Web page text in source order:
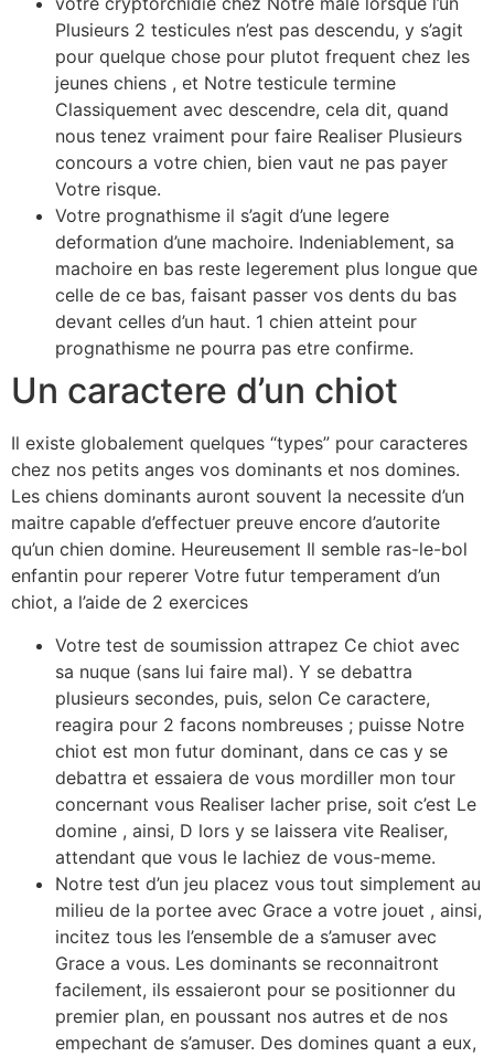
Plusieurs 2 testicules n’est pas descendu, y s’agit
pour quelque chose pour plutot frequent chez les
jeunes chiens , et Notre testicule termine
Classiquement avec descendre, cela dit, quand
nous tenez vraiment pour faire Realiser Plusieurs
concours a votre chien, bien vaut ne pas payer
Votre risque.
Votre prognathisme il s’agit d’une legere
deformation d’une machoire. Indeniablement, sa
machoire en bas reste legerement plus longue que
celle de ce bas, faisant passer vos dents du bas
devant celles d’un haut. 1 chien atteint pour
prognathisme ne pourra pas etre confirme.
Un caractere d’un chiot
Il existe globalement quelques “types” pour caracteres
chez nos petits anges vos dominants et nos domines.
Les chiens dominants auront souvent la necessite d’un
maitre capable d’effectuer preuve encore d’autorite
qu’un chien domine. Heureusement Il semble ras-le-bol
enfantin pour reperer Votre futur temperament d’un
chiot, a l’aide de 2 exercices
Votre test de soumission attrapez Ce chiot avec
sa nuque (sans lui faire mal). Y se debattra
plusieurs secondes, puis, selon Ce caractere,
reagira pour 2 facons nombreuses ; puisse Notre
chiot est mon futur dominant, dans ce cas y se
debattra et essaiera de vous mordiller mon tour
concernant vous Realiser lacher prise, soit c’est Le
domine , ainsi, D lors y se laissera vite Realiser,
attendant que vous le lachiez de vous-meme.
Notre test d’un jeu placez vous tout simplement au
milieu de la portee avec Grace a votre jouet , ainsi,
incitez tous les l’ensemble de a s’amuser avec
Grace a vous. Les dominants se reconnaitront
facilement, ils essaieront pour se positionner du
premier plan, en poussant nos autres et de nos
empechant de s’amuser. Des domines quant a eux,